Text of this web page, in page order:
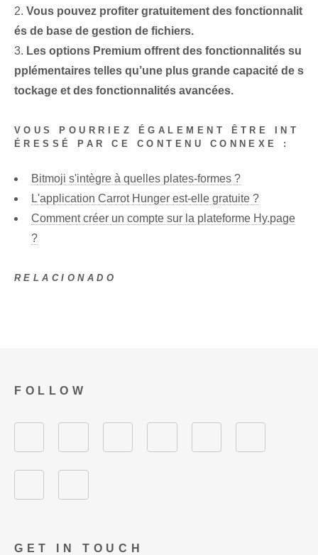
2. Vous pouvez profiter gratuitement des fonctionnalit
és de base de gestion de fichiers.
3. Les options Premium offrent des fonctionnalités su
pplémentaires telles qu’une plus grande capacité de s
tockage et des fonctionnalités avancées.
VOUS POURRIEZ ÉGALEMENT ÊTRE INT
ÉRESSÉ PAR CE CONTENU CONNEXE :
Bitmoji s'intègre à quelles plates-formes ?
L'application Carrot Hunger est-elle gratuite ?
Comment créer un compte sur la plateforme Hy.page
?
RELACIONADO
GET IN TOUCH
FOLLOW